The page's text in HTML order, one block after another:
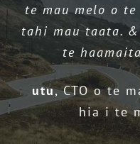
a'e ta'u i ite
hoê taiete a te
Te mau moni hoo
o te
te mau melo o
tahi mau taata.
te
utu CTO o te
hia i te